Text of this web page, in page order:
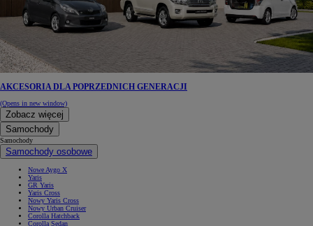
AKCESORIA DLA POPRZEDNICH GENERACJI
(Opens in new window)
Zobacz więcej
Samochody
Samochody
Samochody osobowe
Nowe Aygo X
Yaris
GR Yaris
Yaris Cross
Nowy Yaris Cross
Nowy Urban Cruiser
Corolla Hatchback
Corolla Sedan